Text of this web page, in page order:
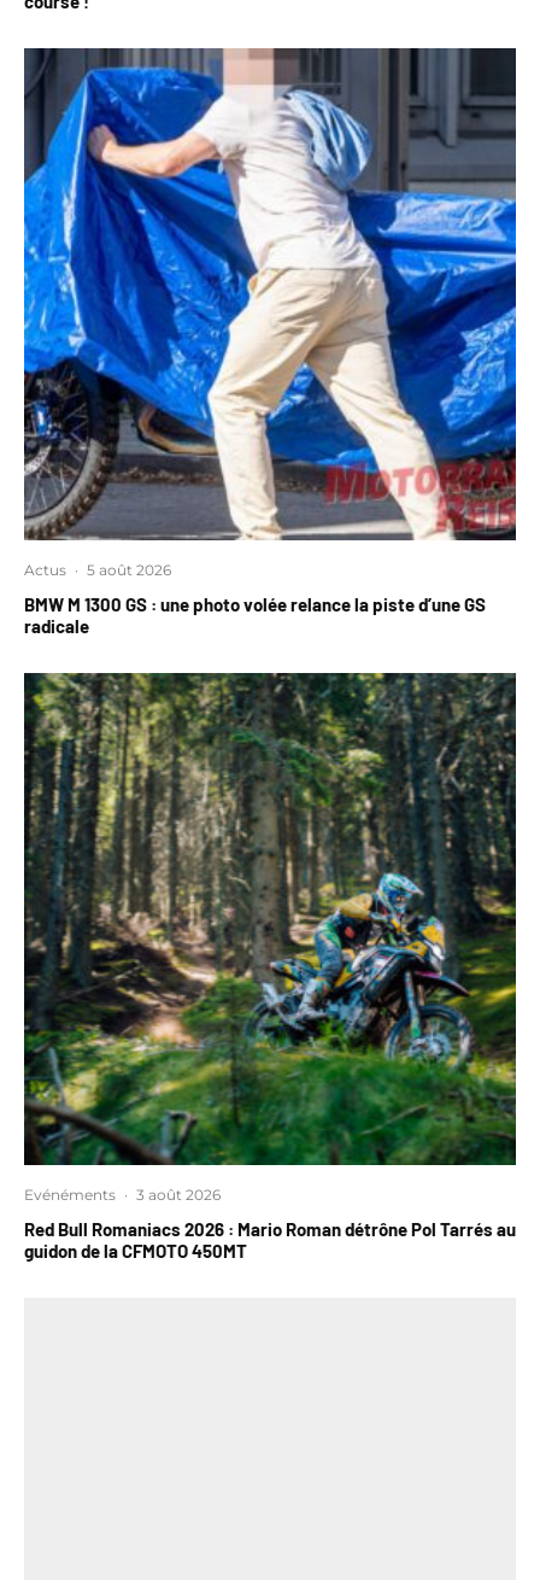
Actus · 5 août 2026
BMW M 1300 GS : une photo volée relance la piste d’une GS
radicale
Evénéments · 3 août 2026
Red Bull Romaniacs 2026 : Mario Roman détrône Pol Tarrés au
guidon de la CFMOTO 450MT